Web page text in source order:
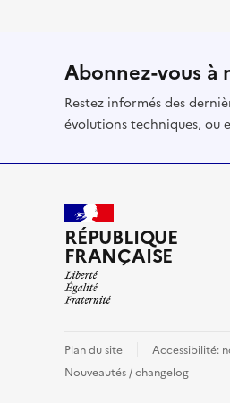
Abonnez-vous à
Restez informés des
évolutions techniques, ou
RÉPUBLIQUE
FRANÇAISE
Plan du site Accessibilité:
Nouveautés / changelog